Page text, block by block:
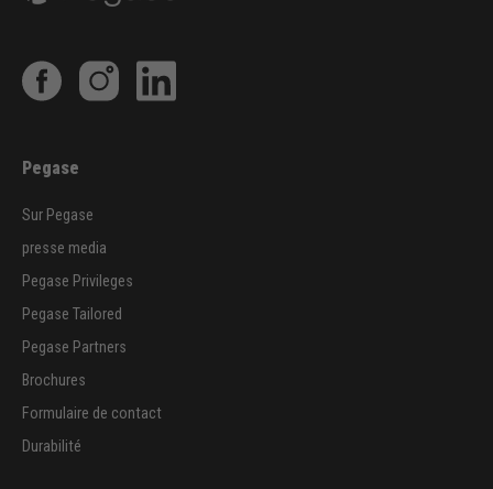
Pegase
Sur Pegase
presse media
Pegase Privileges
Pegase Tailored
Pegase Partners
Brochures
Formulaire de contact
Durabilité